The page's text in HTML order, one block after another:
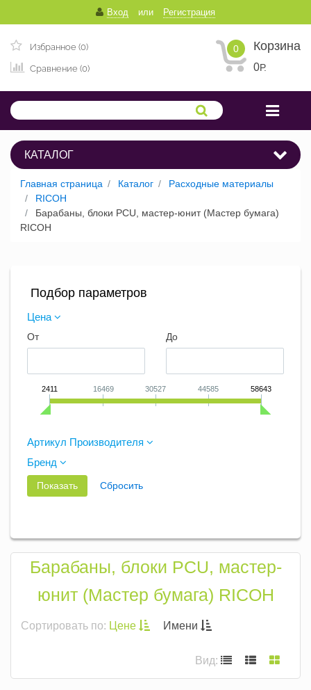
Вход или Регистрация
Избранное (0)
Сравнение (0)
0 Корзина
0Р.
КАТАЛОГ
Главная страница Каталог
Расходные материалы
RICOH
Барабаны, блоки PCU, мастер-юнит (Мастер бумага)
RICOH
Подбор параметров
Цена
От До
2411 16469 30527 44585 58643
Артикул Производителя
Бренд
Барабаны, блоки PCU, мастер-
юнит (Мастер бумага) RICOH
Сортировать по: Цене Имени
Вид: